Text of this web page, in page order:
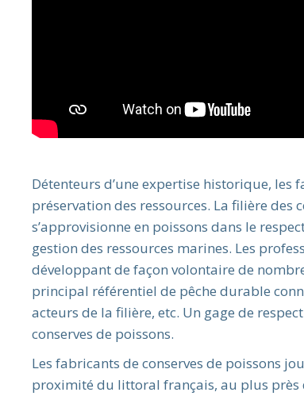
Détenteurs d’une expertise historique, les
préservation des ressources. La filière des
s’approvisionne en poissons dans le
gestion des ressources marines. Les
développant de façon volontaire de
principal référentiel de pêche durable
acteurs de la filière, etc. Un gage de
conserves de poissons.
Les fabricants de conserves de poissons
proximité du littoral français, au plus près